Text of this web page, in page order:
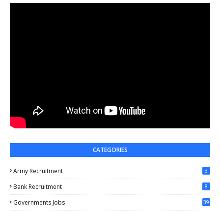
CATEGORIES
Army Recruitment 3
Bank Recruitment 8
Governments Jobs 39